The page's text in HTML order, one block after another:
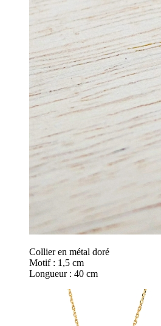
Collier en métal doré
Motif : 1,5 cm
Longueur : 40 cm